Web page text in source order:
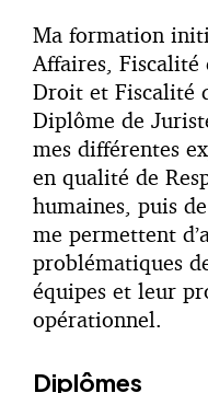
Ma formation
Affaires, Fiscalité
Droit et Fiscalité
Diplôme de
mes différentes
en qualité de
humaines, puis
me permettent
problématiques
équipes et leur
opérationnel.
Diplômes